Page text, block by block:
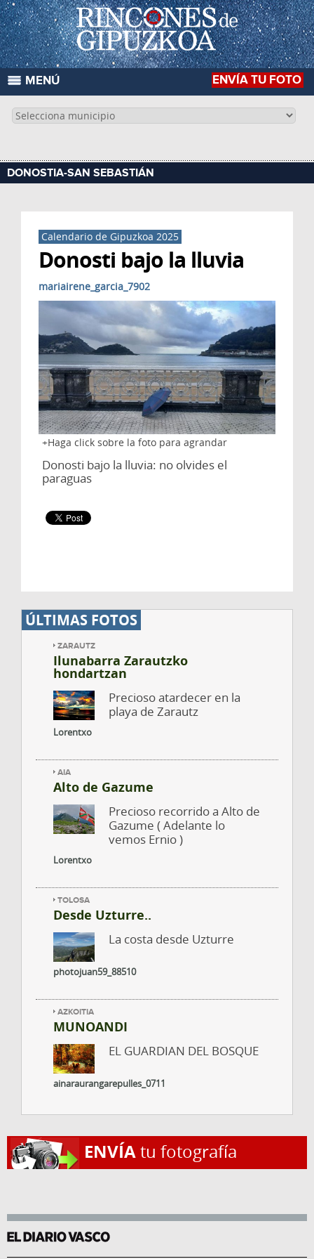
ENVÍA TU FOTO
MENÚ
DONOSTIA-SAN SEBASTIÁN
Calendario de Gipuzkoa 2025
Donosti bajo la lluvia
Haga click sobre la foto para agrandar
mariairene_garcia_7902
Donosti bajo la lluvia: no olvides el
paraguas
ÚLTIMAS FOTOS
ZARAUTZ
Ilunabarra Zarautzko
hondartzan
Precioso atardecer en la
playa de Zarautz
Lorentxo
AIA
Alto de Gazume
Precioso recorrido a Alto de
Gazume ( Adelante lo
vemos Ernio )
Lorentxo
TOLOSA
Desde Uzturre..
La costa desde Uzturre
photojuan59_88510
AZKOITIA
MUNOANDI
EL GUARDIAN DEL BOSQUE
ainaraurangarepulles_0711
ENVÍAtu fotografía